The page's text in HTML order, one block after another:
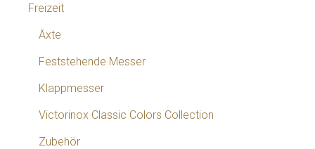
Freizeit
Äxte
Feststehende Messer
Klappmesser
Victorinox Classic Colors Collection
Zubehör